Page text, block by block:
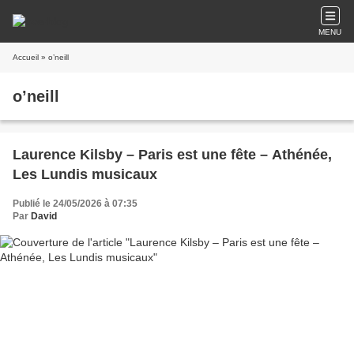
MENU
Accueil » o’neill
o’neill
Laurence Kilsby – Paris est une fête – Athénée,
Les Lundis musicaux
Publié le 24/05/2026 à 07:35
Par David